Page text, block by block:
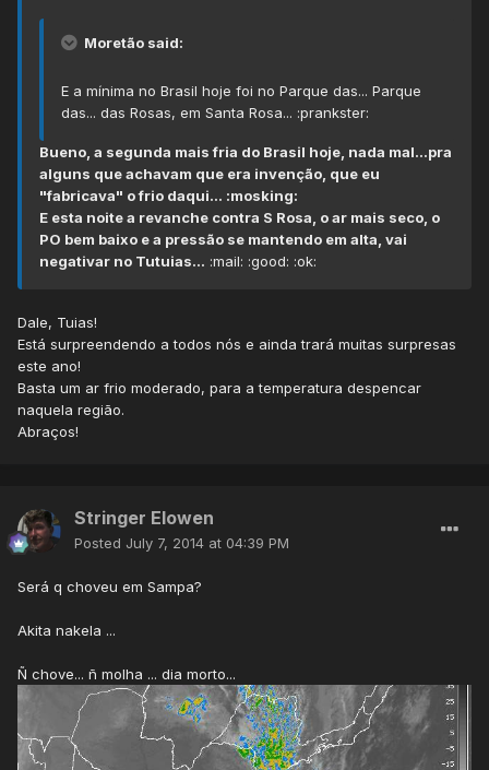
Moretão said:
E a mínima no Brasil hoje foi no Parque das... Parque
das... das Rosas, em Santa Rosa... :prankster:
Bueno, a segunda mais fria do Brasil hoje, nada mal...pra
alguns que achavam que era invenção, que eu
"fabricava" o frio daqui... :mosking:
E esta noite a revanche contra S Rosa, o ar mais seco, o
PO bem baixo e a pressão se mantendo em alta, vai
negativar no Tutuias... :mail: :good: :ok:
Dale, Tuias!
Está surpreendendo a todos nós e ainda trará muitas surpresas
este ano!
Basta um ar frio moderado, para a temperatura despencar
naquela região.
Abraços!
Stringer Elowen
Posted July 7, 2014 at 04:39 PM
Será q choveu em Sampa?
Akita nakela ...
Ñ chove... ñ molha ... dia morto...